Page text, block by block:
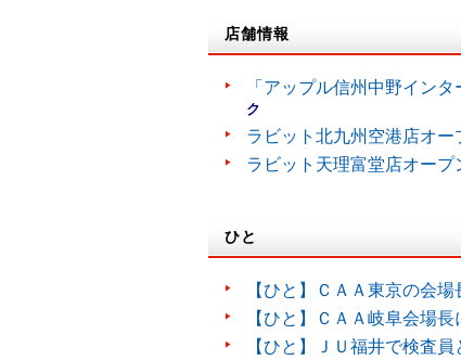
店舗情報
「アップル信州中野イン
ク
ラビット北九州空港店オー
ラビット天理富堂店オープ
ひと
【ひと】ＣＡＡ東京の会
【ひと】ＣＡＡ岐阜会場
【ひと】ＪＵ福井で検査